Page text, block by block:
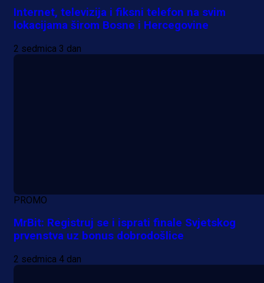
Internet, televizija i fiksni telefon na svim
lokacijama širom Bosne i Hercegovine
2 sedmica 3 dan
PROMO
MrBit: Registruj se i isprati finale Svjetskog
prvenstva uz bonus dobrodošlice
2 sedmica 4 dan